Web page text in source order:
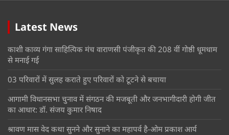
Latest News
काशी काव्य गंगा साहित्यिक मंच वाराणसी पंजीकृत की 208 वीं गोष्ठी धूमधाम
से मनाई गई
03 परिवारों में सुलह कराते हुए परिवारों को टूटने से बचाया
आगामी विधानसभा चुनाव में संगठन की मजबूती और जनभागीदारी होगी जीत
का आधार: डॉ. संजय कुमार निषाद
श्रावण मास वेद कथा सुनने और सुनाने का महापर्व है-ओम प्रकाश आर्य